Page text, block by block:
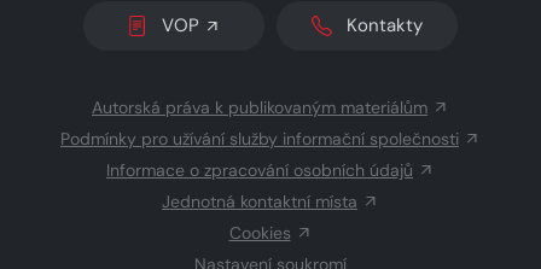
VOP Kontakty
Autorská práva k publikovaným materiálům
Podmínky pro užívání služby informační společnosti
Informace o zpracování osobních údajů
Jednotná kontaktní místa
Cookies
Nastavení soukromí